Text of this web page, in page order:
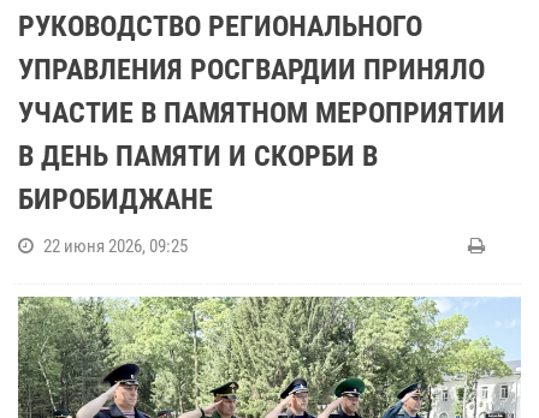
РУКОВОДСТВО РЕГИОНАЛЬНОГО
УПРАВЛЕНИЯ РОСГВАРДИИ ПРИНЯЛО
УЧАСТИЕ В ПАМЯТНОМ МЕРОПРИЯТИИ
В ДЕНЬ ПАМЯТИ И СКОРБИ В
БИРОБИДЖАНЕ
22 июня 2026, 09:25